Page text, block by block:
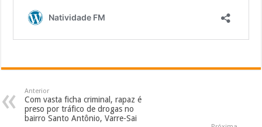
Anterior
Com vasta ficha criminal, rapaz é
preso por tráfico de drogas no
bairro Santo Antônio, Varre-Sai